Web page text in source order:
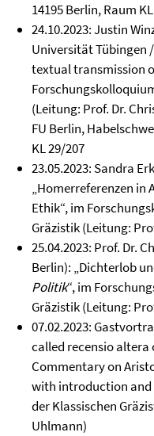
14195 Berlin, Raum
24.10.2023: Justin
Universität Tübingen /
textual transmission
(Leitung: Prof. Dr.
FU Berlin,
KL 29/207
23.05.2023: Sandra
„Homerreferenzen in
Ethik“, im
Gräzistik (Leitung:
25.04.2023: Prof. Dr.
Berlin): „Dichterlob
Politik“, im
Gräzistik (Leitung:
07.02.2023:
called recensio altera
Commentary on
with introduction and
der Klassischen
Uhlmann)